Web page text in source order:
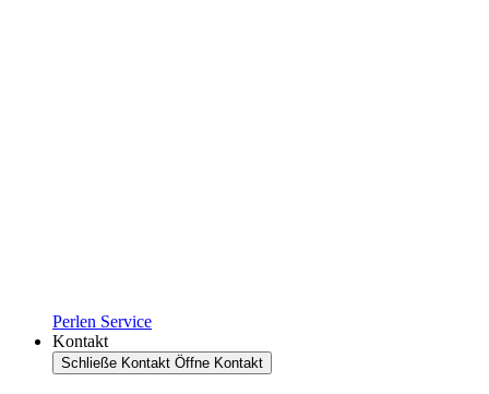
Perlen Service
Kontakt
Schließe Kontakt Öffne Kontakt